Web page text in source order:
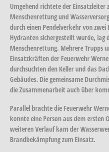
Umgehend richtete der Einsatzleiter
Menschenrettungund
durch einen Pendelverkehr von zwei
Hydranten sichergestellt wurde, lag
Menschenrettung. Mehrere Trupps
Einsatzkräften der Feuerwehr
durchsuchten den Keller und das
Gebäudes. Die gemeinsame
die Zusammenarbeit auch über
Parallel brachte die Feuerwehr
konnte eine Person aus dem ersten
weiteren Verlauf kam der
Brandbekämpfung zum Einsatz.